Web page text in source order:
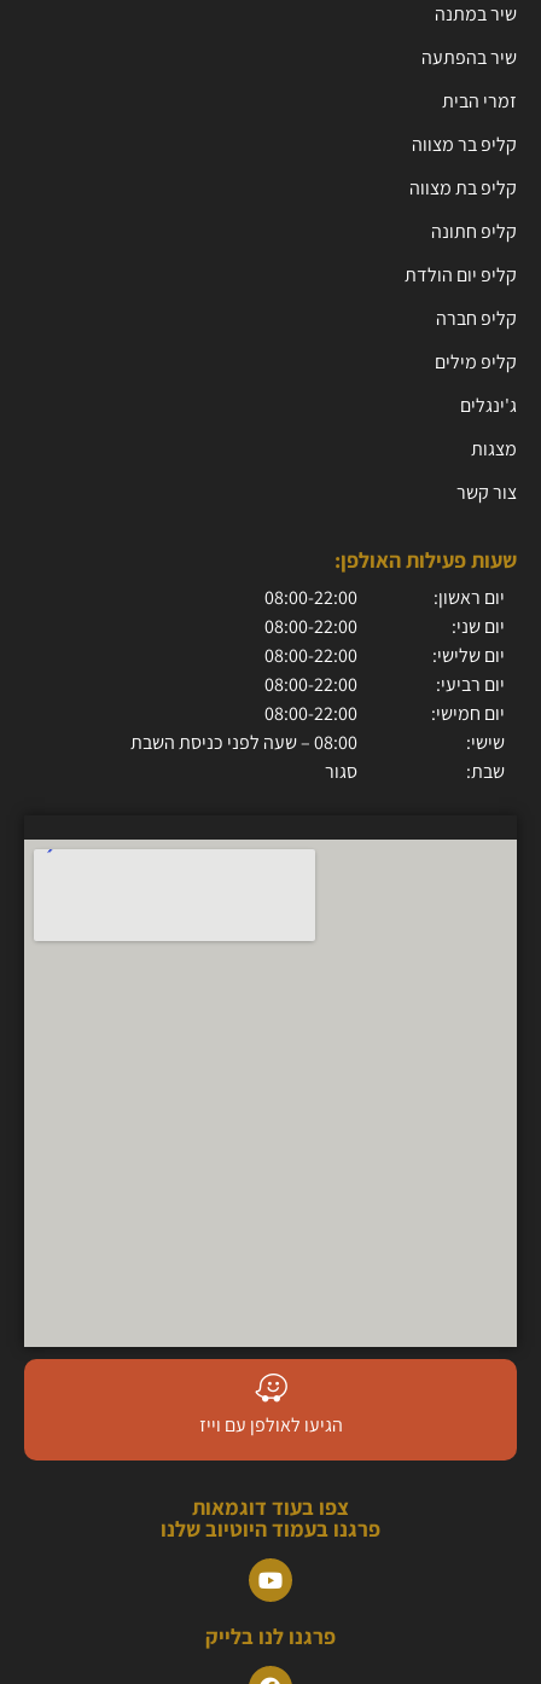
שיר במתנה
שיר בהפתעה
זמרי הבית
קליפ בר מצווה
קליפ בת מצווה
קליפ חתונה
קליפ יום הולדת
קליפ חברה
קליפ מילים
ג'ינגלים
מצגות
צור קשר
שעות פעילות האולפן:
יום ראשון:
יום שני:
יום שלישי:
יום רביעי:
יום חמישי:
שישי:
שבת:
08:00-22:00
08:00-22:00
08:00-22:00
08:00-22:00
08:00-22:00
08:00 – שעה לפני כניסת השבת
סגור
הגיעו לאולפן עם וייז
צפו בעוד דוגמאות
פרגנו בעמוד היוטיוב שלנו
פרגנו לנו בלייק